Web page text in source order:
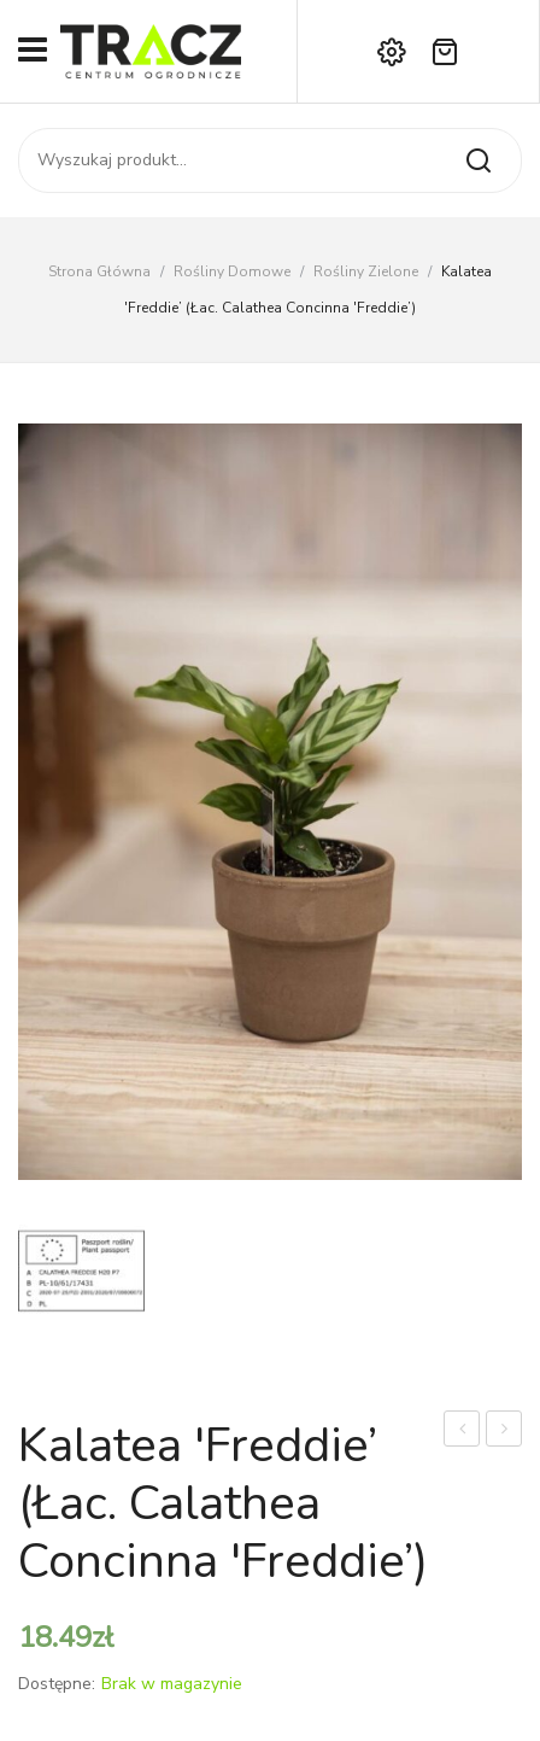
START
SKLEP
AKTUALNOŚCI
Kontakt
Brak produktów w koszyku.
Strona Główna / Rośliny Domowe / Rośliny Zielone / Kalatea
'Freddie’ (łac. Calathea Concinna 'Freddie’)
Kalatea 'Freddie’
(łac. Calathea
Concinna 'Freddie’)
18.49zł
Dostępne: Brak w magazynie